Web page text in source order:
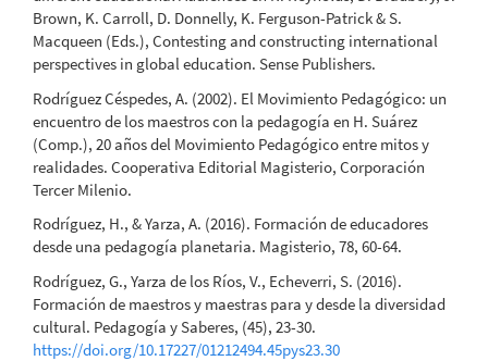
Brown, K. Carroll, D. Donnelly, K. Ferguson-Patrick & S.
Macqueen (Eds.), Contesting and constructing international
perspectives in global education. Sense Publishers.
Rodríguez Céspedes, A. (2002). El Movimiento Pedagógico: un
encuentro de los maestros con la pedagogía en H. Suárez
(Comp.), 20 años del Movimiento Pedagógico entre mitos y
realidades. Cooperativa Editorial Magisterio, Corporación
Tercer Milenio.
Rodríguez, H., & Yarza, A. (2016). Formación de educadores
desde una pedagogía planetaria. Magisterio, 78, 60-64.
Rodríguez, G., Yarza de los Ríos, V., Echeverri, S. (2016).
Formación de maestros y maestras para y desde la diversidad
cultural. Pedagogía y Saberes, (45), 23-30.
https://doi.org/10.17227/01212494.45pys23.30